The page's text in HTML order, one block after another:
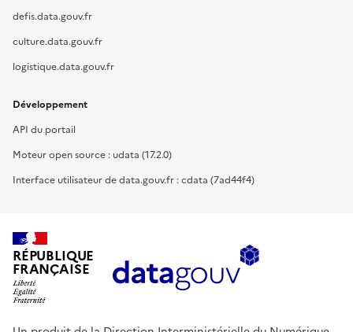
defis.data.gouv.fr
culture.data.gouv.fr
logistique.data.gouv.fr
Développement
API du portail
Moteur open source : udata (17.2.0)
Interface utilisateur de data.gouv.fr : cdata (7ad44f4)
RÉPUBLIQUE
FRANÇAISE